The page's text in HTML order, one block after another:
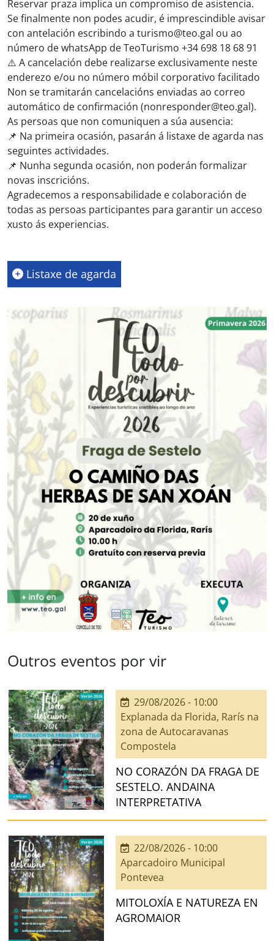
Reservar praza implica un compromiso de asistencia.
Se finalmente non podes acudir, é imprescindible avisar
con antelación escribindo a turismo@teo.gal ou ao
número de whatsApp de TeoTurismo +34 698 18 68 91
⚠️ A cancelación debe realizarse exclusivamente neste
enderezo e/ou no número móbil corporativo facilitado
Non se tramitarán cancelacións enviadas ao correo
automático de confirmación (nonresponder@teo.gal).
As persoas que non comuniquen a súa ausencia:
📌 Na primeira ocasión, pasarán á listaxe de agarda nas
seguintes actividades.
📌 Nunha segunda ocasión, non poderán formalizar
novas inscricións.
Agradecemos a responsabilidade e colaboración de
todas as persoas participantes para garantir un acceso
xusto ás experiencias.
Listaxe de agarda
Outros eventos por vir
29/08/2026 - 10:00
Explanada da Florida, Rarís na
zona de Autocaravanas
Compostela
NO CORAZÓN DA FRAGA DE
SESTELO. ANDAINA
INTERPRETATIVA
22/08/2026 - 10:00
Aparcadoiro Municipal
Pontevea
MITOLOXÍA E NATUREZA EN
AGROMAIOR